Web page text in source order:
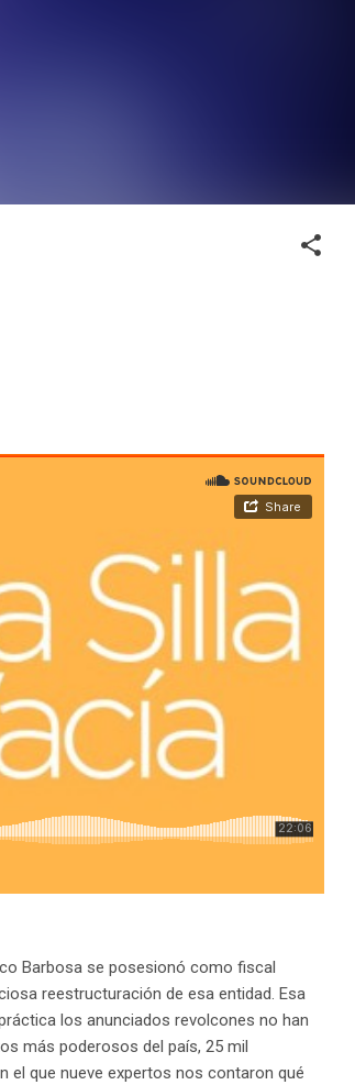
Barbosa se posesionó como fiscal
reestructuración de esa entidad. Esa
los anunciados revolcones no han
más poderosos del país, 25 mil
el que nueve expertos nos contaron qué